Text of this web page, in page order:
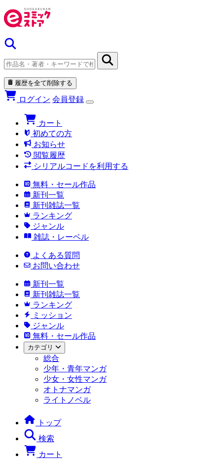
履歴を全て削除する
ログイン 会員登録
カート
初めての方
お知らせ
閲覧履歴
シリアルコードを利用する
無料・セール作品
新刊一覧
新刊雑誌一覧
ランキング
ジャンル
雑誌・レーベル
よくある質問
お問い合わせ
新刊一覧
新刊雑誌一覧
ランキング
ミッション
ジャンル
無料・セール作品
カテゴリ
総合
少年・青年マンガ
少女・女性マンガ
オトナマンガ
ライトノベル
トップ
検索
カート